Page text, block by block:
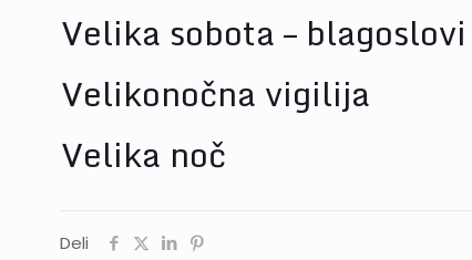
Velika sobota – blagoslovi
Velikonočna vigilija
Velika noč
Deli